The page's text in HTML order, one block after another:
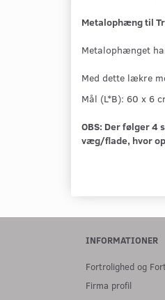
Metalophæng til
Metalophænget
Med dette lækre
Mål (L*B): 60 x 6
OBS: Der følger 4
væg/flade, hvor
INFORMATIONER
Fortrolighed og
Firma profil